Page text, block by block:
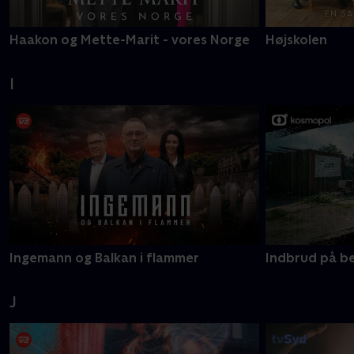
Haakon og Mette-Marit - vores Norge Højskolen
I
Ingemann og Balkan i flammer Indbrud på
J